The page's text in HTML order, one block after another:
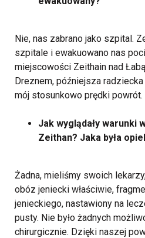
Nie, nas zabrano jako szpital.
szpitale i ewakuowano nas
miejscowości Zeithain nad
Dreznem, późniejsza
mój stosunkowo prędki powrót.
Jak wyglądały warunki
Zeithan? Jaka była
Żadna, mieliśmy swoich
obóz jeniecki właściwie,
jenieckiego, nastawiony na
pusty. Nie było żadnych
chirurgicznie. Dzięki naszej